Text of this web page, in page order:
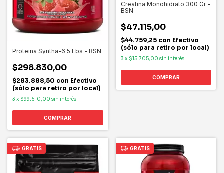
Proteina Syntha-6 5 Lbs - BSN
$298.830,00
$283.888,50 con Efectivo
(sólo para retiro por local)
3 x $99.610,00 sin interés
COMPRAR
Creatina Monohidrato 300 Gr -
BSN
$47.115,00
$44.759,25 con Efectivo
(sólo para retiro por local)
3 x $15.705,00 sin interés
GRATIS GRATIS